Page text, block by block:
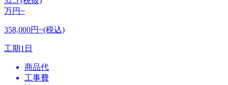
万円~
358,000円~(税込)
工期1日
商品代
工事費